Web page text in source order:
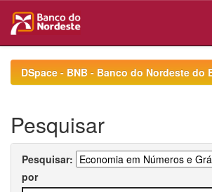
navigationDSpace - BNB - Banco do Nordeste do
Pesquisar
Pesquisar:
por